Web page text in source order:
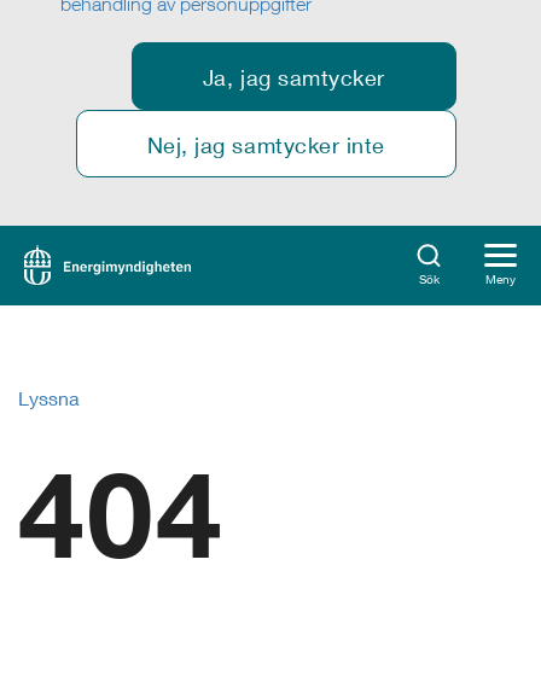
Ja, jag samtycker
Nej, jag samtycker inte
Sök Meny
Lyssna
404